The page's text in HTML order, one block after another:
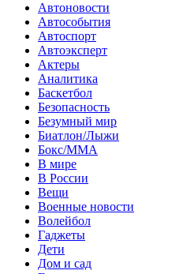
Автоновости
Автособытия
Автоспорт
Автоэксперт
Актеры
Аналитика
Баскетбол
Безопасность
Безумный мир
Биатлон/Лыжи
Бокс/MMA
В мире
В России
Вещи
Военные новости
Волейбол
Гаджеты
Дети
Дом и сад